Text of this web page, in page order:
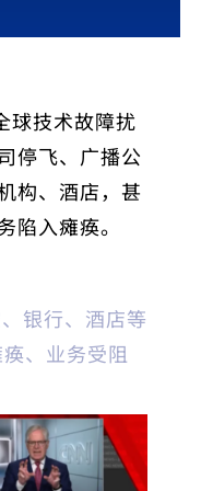
球技术故障扰
停飞、广播公
构、酒店，甚
陷入瘫痪。
银行、酒店等
、业务受阻